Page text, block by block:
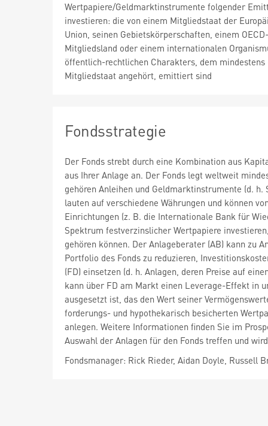
Wertpapiere/Geldmarktinstrumente folgender
investieren: die von einem Mitgliedstaat der
Union, seinen Gebietskörperschaften, einem OECD-
Mitgliedsland oder einem internationalen
öffentlich-rechtlichen Charakters, dem mindestens
Mitgliedstaat angehört, emittiert sind
Fondsstrategie
Der Fonds strebt durch eine Kombination aus
aus Ihrer Anlage an. Der Fonds legt weltweit
gehören Anleihen und Geldmarktinstrumente (d.
lauten auf verschiedene Währungen und können
Einrichtungen (z. B. die Internationale Bank für
Spektrum festverzinslicher Wertpapiere
gehören können. Der Anlageberater (AB) kann zu
Portfolio des Fonds zu reduzieren,
(FD) einsetzen (d. h. Anlagen, deren Preise auf
kann über FD am Markt einen Leverage-Effekt in
ausgesetzt ist, das den Wert seiner
forderungs- und hypothekarisch besicherten
anlegen. Weitere Informationen finden Sie im
Auswahl der Anlagen für den Fonds treffen und
Fondsmanager: Rick Rieder, Aidan Doyle, Russell